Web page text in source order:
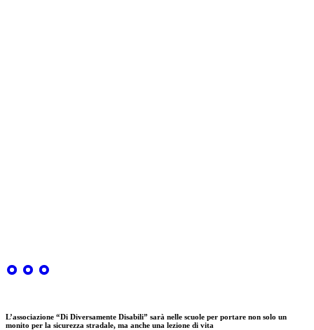
L’associazione “Di Diversamente Disabili” sarà nelle scuole per portare non solo un
monito per la sicurezza stradale, ma anche una lezione di vita